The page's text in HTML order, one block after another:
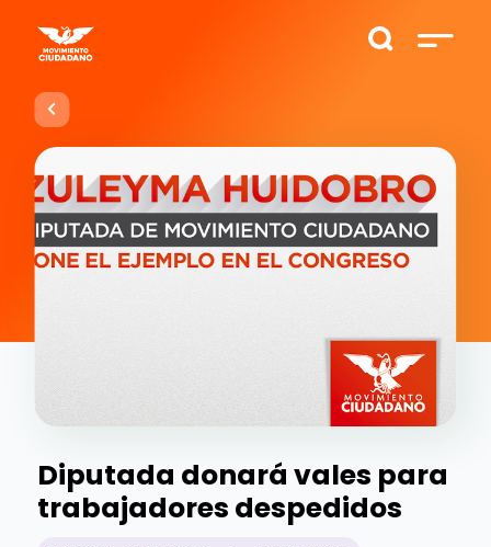
Diputada donará vales para
trabajadores despedidos